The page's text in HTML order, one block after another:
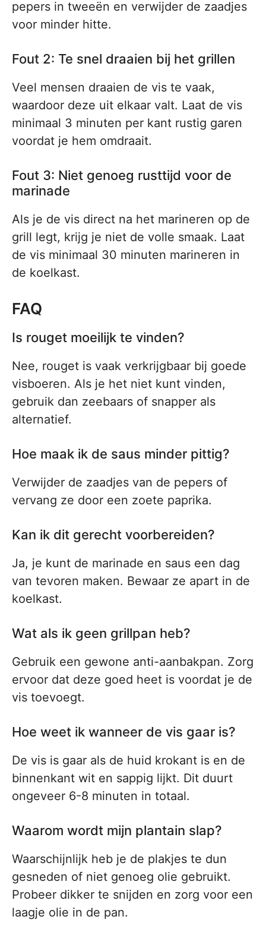
pepers in tweeën en verwijder de zaadjes
voor minder hitte.
Fout 2: Te snel draaien bij het grillen
Veel mensen draaien de vis te vaak,
waardoor deze uit elkaar valt. Laat de vis
minimaal 3 minuten per kant rustig garen
voordat je hem omdraait.
Fout 3: Niet genoeg rusttijd voor de
marinade
Als je de vis direct na het marineren op de
grill legt, krijg je niet de volle smaak. Laat
de vis minimaal 30 minuten marineren in
de koelkast.
FAQ
Is rouget moeilijk te vinden?
Nee, rouget is vaak verkrijgbaar bij goede
visboeren. Als je het niet kunt vinden,
gebruik dan zeebaars of snapper als
alternatief.
Hoe maak ik de saus minder pittig?
Verwijder de zaadjes van de pepers of
vervang ze door een zoete paprika.
Kan ik dit gerecht voorbereiden?
Ja, je kunt de marinade en saus een dag
van tevoren maken. Bewaar ze apart in de
koelkast.
Wat als ik geen grillpan heb?
Gebruik een gewone anti-aanbakpan. Zorg
ervoor dat deze goed heet is voordat je de
vis toevoegt.
Hoe weet ik wanneer de vis gaar is?
De vis is gaar als de huid krokant is en de
binnenkant wit en sappig lijkt. Dit duurt
ongeveer 6-8 minuten in totaal.
Waarom wordt mijn plantain slap?
Waarschijnlijk heb je de plakjes te dun
gesneden of niet genoeg olie gebruikt.
Probeer dikker te snijden en zorg voor een
laagje olie in de pan.